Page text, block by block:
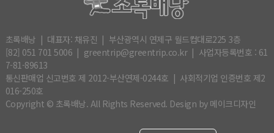
열기
초록배낭 | 대표자: 채유진 | 부산광역시 연제구 월드컵대로225 3층
[82] 051 701 5006 | greentrip@greentrip.co.kr | 사업자등록번호 : 61
7-81-89613
통신판매업 신고번호 제 2012-부산연제-0244호 | 사회적기업 인증번호 제2
016-250호
Copyright © 초록배낭. All Rights Reserved. Design by 메이크디자인